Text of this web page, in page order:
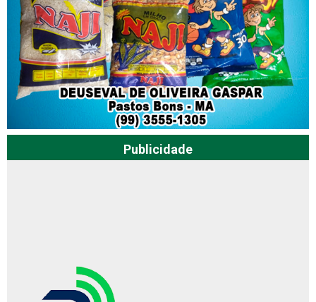
Publicidade